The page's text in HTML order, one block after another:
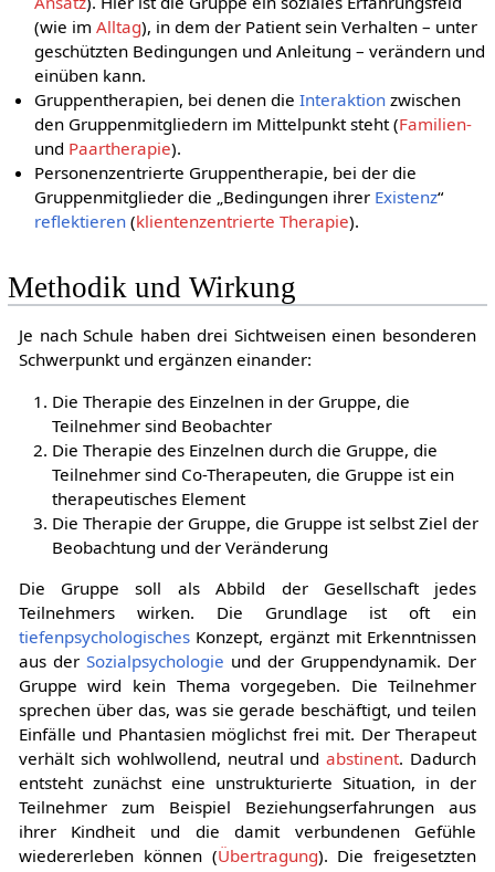
(wie imAlltag), in dem der Patient sein Verhalten – unter
geschützten Bedingungen und Anleitung – verändern und
einüben kann.
Gruppentherapien, bei denen dieInteraktion zwischen
den Gruppenmitgliedern im Mittelpunkt steht (Familien-
und Paartherapie).
Personenzentrierte Gruppentherapie, bei der die
Gruppenmitglieder die „Bedingungen ihrer Existenz“
reflektieren (klientenzentrierte Therapie).
Methodik und Wirkung
Je nach Schule haben drei Sichtweisen einen besonderen
Schwerpunkt und ergänzen einander:
Die Therapie des Einzelnen in der Gruppe, die
Teilnehmer sind Beobachter
Die Therapie des Einzelnen durch die Gruppe, die
Teilnehmer sind Co-Therapeuten, die Gruppe ist ein
therapeutisches Element
Die Therapie der Gruppe, die Gruppe ist selbst Ziel der
Beobachtung und der Veränderung
Die Gruppe soll als Abbild der Gesellschaft jedes
Teilnehmers wirken. Die Grundlage ist oft ein
tiefenpsychologischesKonzept, ergänzt mit Erkenntnissen
aus der Sozialpsychologie und der Gruppendynamik. Der
Gruppe wird kein Thema vorgegeben. Die Teilnehmer
sprechen über das, was sie gerade beschäftigt, und teilen
Einfälle und Phantasien möglichst frei mit. Der Therapeut
verhält sich wohlwollend, neutral undabstinent. Dadurch
entsteht zunächst eine unstrukturierte Situation, in der
Teilnehmer zum Beispiel Beziehungserfahrungen aus
ihrer Kindheit und die damit verbundenen Gefühle
wiedererleben können (Übertragung). Die freigesetzten